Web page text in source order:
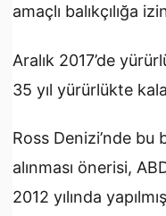
amaçlı balıkçılığa
Aralık 2017’de
35 yıl yürürlükte
Ross Denizi’nde bu
alınması önerisi,
2012 yılında